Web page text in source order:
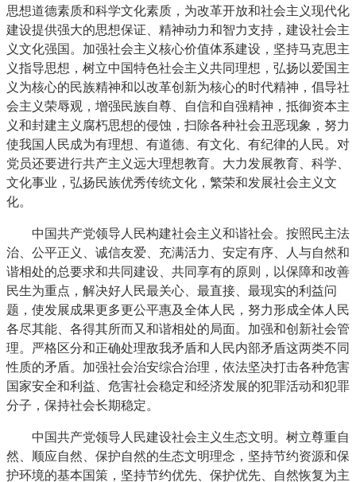
思想道德素质和科学文化素质，为改革开放和社会主义现代化
建设提供强大的思想保证、精神动力和智力支持，建设社会主
义文化强国。加强社会主义核心价值体系建设，坚持马克思主
义指导思想，树立中国特色社会主义共同理想，弘扬以爱国主
义为核心的民族精神和以改革创新为核心的时代精神，倡导社
会主义荣辱观，增强民族自尊、自信和自强精神，抵御资本主
义和封建主义腐朽思想的侵蚀，扫除各种社会丑恶现象，努力
使我国人民成为有理想、有道德、有文化、有纪律的人民。对
党员还要进行共产主义远大理想教育。大力发展教育、科学、
文化事业，弘扬民族优秀传统文化，繁荣和发展社会主义文
化。
中国共产党领导人民构建社会主义和谐社会。按照民主法
治、公平正义、诚信友爱、充满活力、安定有序、人与自然和
谐相处的总要求和共同建设、共同享有的原则，以保障和改善
民生为重点，解决好人民最关心、最直接、最现实的利益问
题，使发展成果更多更公平惠及全体人民，努力形成全体人民
各尽其能、各得其所而又和谐相处的局面。加强和创新社会管
理。严格区分和正确处理敌我矛盾和人民内部矛盾这两类不同
性质的矛盾。加强社会治安综合治理，依法坚决打击各种危害
国家安全和利益、危害社会稳定和经济发展的犯罪活动和犯罪
分子，保持社会长期稳定。
中国共产党领导人民建设社会主义生态文明。树立尊重自
然、顺应自然、保护自然的生态文明理念，坚持节约资源和保
护环境的基本国策，坚持节约优先、保护优先、自然恢复为主